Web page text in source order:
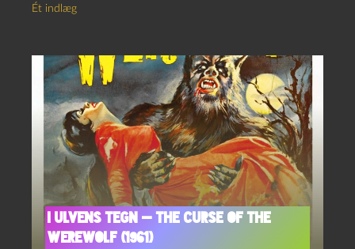
Ét indlæg
I ulvens tegn — The Curse of the
Werewolf (1961)